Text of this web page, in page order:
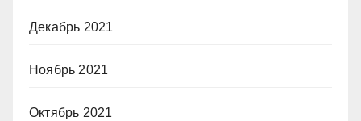
Декабрь 2021
Ноябрь 2021
Октябрь 2021